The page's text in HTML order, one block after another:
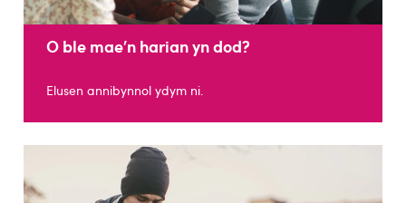
O ble mae’n harian yn dod?
Elusen annibynnol ydym ni.